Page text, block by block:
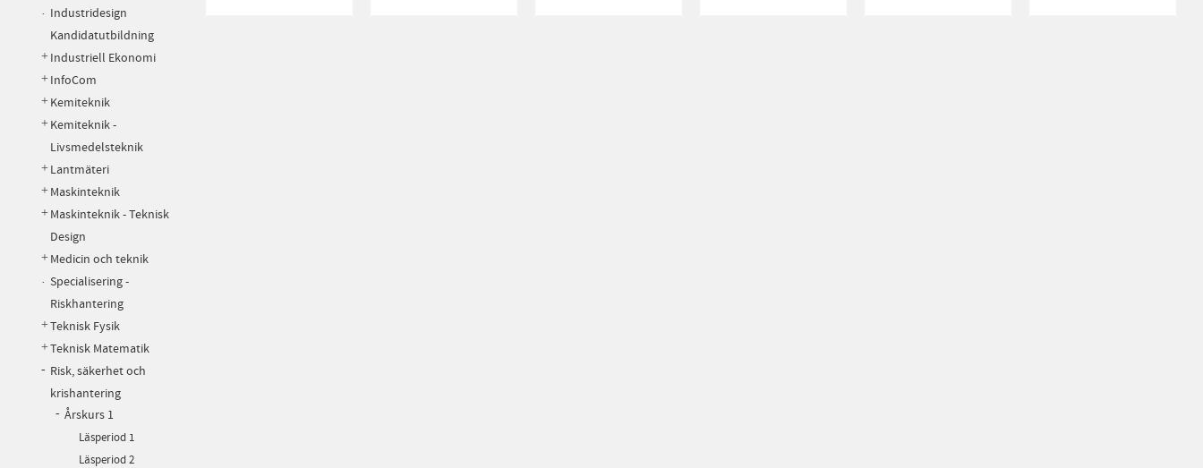
Industridesign
Kandidatutbildning
Industriell Ekonomi
InfoCom
Kemiteknik
Kemiteknik -
Livsmedelsteknik
Lantmäteri
Maskinteknik
Maskinteknik - Teknisk
Design
Medicin och teknik
Specialisering -
Riskhantering
Teknisk Fysik
Teknisk Matematik
Risk, säkerhet och
krishantering
Årskurs 1
Läsperiod 1
Läsperiod 2